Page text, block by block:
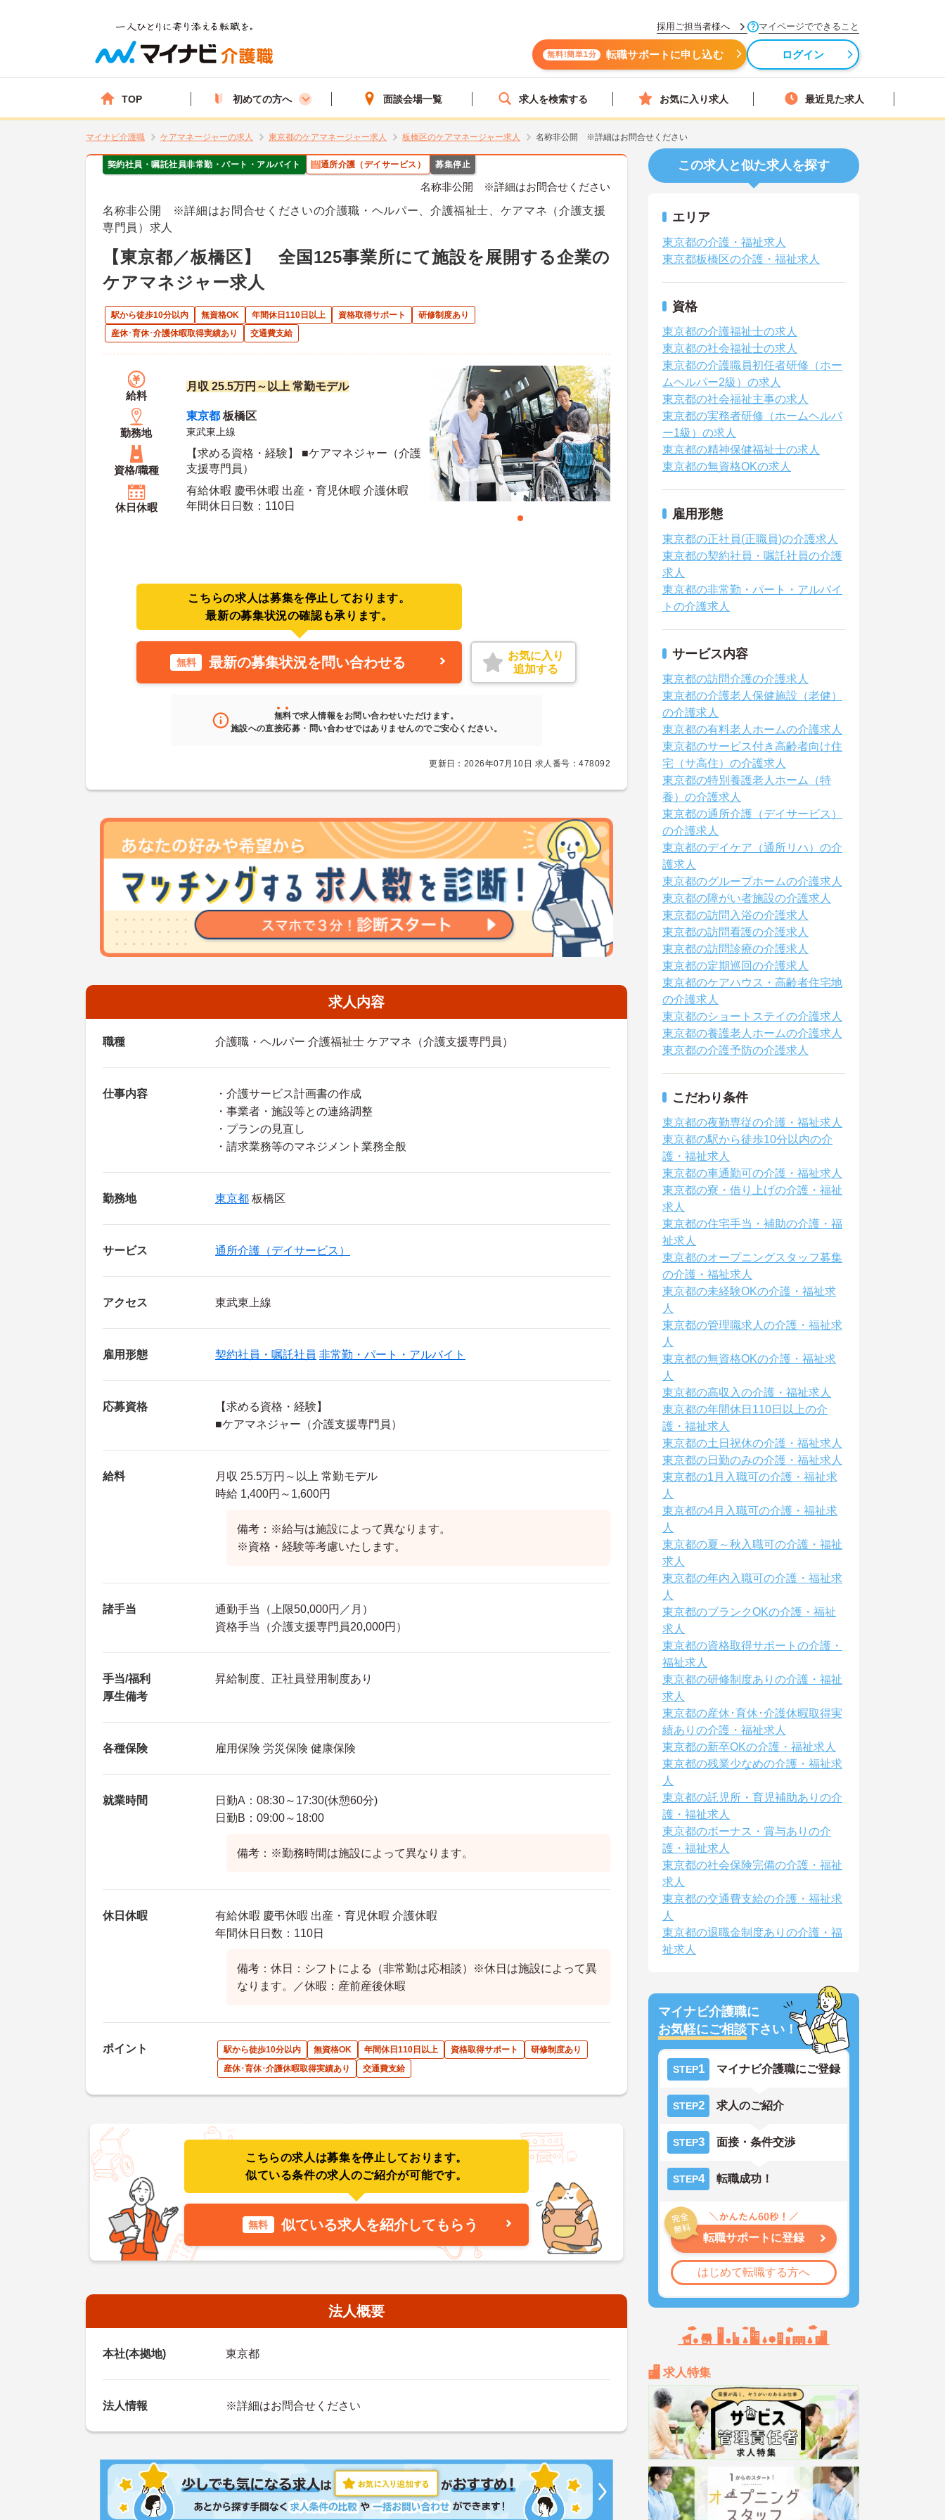
採用ご担当者様へ マイページでできること
無料!簡単1分 転職サポートに申し込む ログイン
TOP 初めての方へ 面談会場一覧 求人を検索する お気に入り求人 最近見た求人
マイナビ介護職 ケアマネージャーの求人 東京都のケアマネージャー求人 板橋区のケアマネージャー求人 名称非公開 ※詳細はお問合せください
契約社員・嘱託社員非常勤・パート・アルバイト 通所介護（デイサービス） 募集停止
名称非公開 ※詳細はお問合せください
名称非公開 ※詳細はお問合せくださいの介護職・ヘルパー、介護福祉士、ケアマネ（介護支援
専門員）求人
【東京都／板橋区】 全国125事業所にて施設を展開する企業の
ケアマネジャー求人
駅から徒歩10分以内 無資格OK 年間休日110日以上 資格取得サポート
研修制度あり
産休･育休･介護休暇取得実績あり
交通費支給
給料
月収 25.5万円～以上 常勤モデル
勤務地
東京都 板橋区
東武東上線
資格/職種
【求める資格・経験】 ■ケアマネジャー（介護
支援専門員）
休日休暇
有給休暇 慶弔休暇 出産・育児休暇 介護休暇
年間休日日数：110日
こちらの求人は募集を停止しております。
最新の募集状況の確認も承ります。
無料 最新の募集状況を問い合わせる
お気に入り
追加する
無料で求人情報をお問い合わせいただけます。
施設への直接応募・問い合わせではありませんのでご安心ください。
更新日：2026年07月10日 求人番号：478092
求人内容
職種 介護職・ヘルパー 介護福祉士 ケアマネ（介護支援専門員）
仕事内容
・介護サービス計画書の作成
・事業者・施設等との連絡調整
・プランの見直し
・請求業務等のマネジメント業務全般
勤務地 東京都 板橋区
サービス 通所介護（デイサービス）
アクセス 東武東上線
雇用形態 契約社員・嘱託社員 非常勤・パート・アルバイト
応募資格
【求める資格・経験】
■ケアマネジャー（介護支援専門員）
給料
月収 25.5万円～以上 常勤モデル
時給 1,400円～1,600円
備考：※給与は施設によって異なります。
※資格・経験等考慮いたします。
諸手当
通勤手当（上限50,000円／月）
資格手当（介護支援専門員20,000円）
手当/福利
厚生備考
昇給制度、正社員登用制度あり
各種保険 雇用保険 労災保険 健康保険
就業時間
日勤A：08:30～17:30(休憩60分)
日勤B：09:00～18:00
備考：※勤務時間は施設によって異なります。
休日休暇
有給休暇 慶弔休暇 出産・育児休暇 介護休暇
年間休日日数：110日
備考：休日：シフトによる（非常勤は応相談）※休日は施設によって異
なります。／休暇：産前産後休暇
ポイント 駅から徒歩10分以内 無資格OK 年間休日110日以上 資格取得サポート
研修制度あり
産休･育休･介護休暇取得実績あり
交通費支給
こちらの求人は募集を停止しております。
似ている条件の求人のご紹介が可能です。
無料 似ている求人を紹介してもらう
法人概要
本社(本拠地) 東京都
法人情報 ※詳細はお問合せください
この求人と似た求人を探す
エリア
東京都の介護・福祉求人
東京都板橋区の介護・福祉求人
資格
東京都の介護福祉士の求人
東京都の社会福祉士の求人
東京都の介護職員初任者研修（ホー
ムヘルパー2級）の求人
東京都の社会福祉主事の求人
東京都の実務者研修（ホームヘルパ
ー1級）の求人
東京都の精神保健福祉士の求人
東京都の無資格OKの求人
雇用形態
東京都の正社員(正職員)の介護求人
東京都の契約社員・嘱託社員の介護
求人
東京都の非常勤・パート・アルバイ
トの介護求人
サービス内容
東京都の訪問介護の介護求人
東京都の介護老人保健施設（老健）
の介護求人
東京都の有料老人ホームの介護求人
東京都のサービス付き高齢者向け住
宅（サ高住）の介護求人
東京都の特別養護老人ホーム（特
養）の介護求人
東京都の通所介護（デイサービス）
の介護求人
東京都のデイケア（通所リハ）の介
護求人
東京都のグループホームの介護求人
東京都の障がい者施設の介護求人
東京都の訪問入浴の介護求人
東京都の訪問看護の介護求人
東京都の訪問診療の介護求人
東京都の定期巡回の介護求人
東京都のケアハウス・高齢者住宅地
の介護求人
東京都のショートステイの介護求人
東京都の養護老人ホームの介護求人
東京都の介護予防の介護求人
こだわり条件
東京都の夜勤専従の介護・福祉求人
東京都の駅から徒歩10分以内の介
護・福祉求人
東京都の車通勤可の介護・福祉求人
東京都の寮・借り上げの介護・福祉
求人
東京都の住宅手当・補助の介護・福
祉求人
東京都のオープニングスタッフ募集
の介護・福祉求人
東京都の未経験OKの介護・福祉求
人
東京都の管理職求人の介護・福祉求
人
東京都の無資格OKの介護・福祉求
人
東京都の高収入の介護・福祉求人
東京都の年間休日110日以上の介
護・福祉求人
東京都の土日祝休の介護・福祉求人
東京都の日勤のみの介護・福祉求人
東京都の1月入職可の介護・福祉求
人
東京都の4月入職可の介護・福祉求
人
東京都の夏～秋入職可の介護・福祉
求人
東京都の年内入職可の介護・福祉求
人
東京都のブランクOKの介護・福祉
求人
東京都の資格取得サポートの介護・
福祉求人
東京都の研修制度ありの介護・福祉
求人
東京都の産休･育休･介護休暇取得実
績ありの介護・福祉求人
東京都の新卒OKの介護・福祉求人
東京都の残業少なめの介護・福祉求
人
東京都の託児所・育児補助ありの介
護・福祉求人
東京都のボーナス・賞与ありの介
護・福祉求人
東京都の社会保険完備の介護・福祉
求人
東京都の交通費支給の介護・福祉求
人
東京都の退職金制度ありの介護・福
祉求人
マイナビ介護職に
お気軽にご相談下さい！
STEP1 マイナビ介護職にご登録
STEP2 求人のご紹介
STEP3 面接・条件交渉
STEP4 転職成功！
転職サポートに登録
はじめて転職する方へ
求人特集